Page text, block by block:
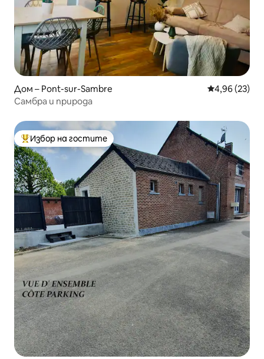
Дом – Pont-sur-Sambre Средна
4,96 (23)
Самбра и природа
Най-популярен избор на гостите
Избор на гостите